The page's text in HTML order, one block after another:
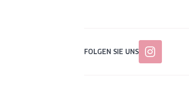
FOLGEN SIE UNS